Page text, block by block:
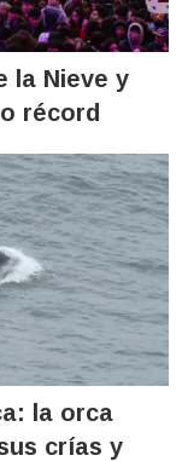
la Nieve y
récord
la orca
crías y